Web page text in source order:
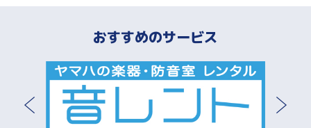
おすすめのサービス